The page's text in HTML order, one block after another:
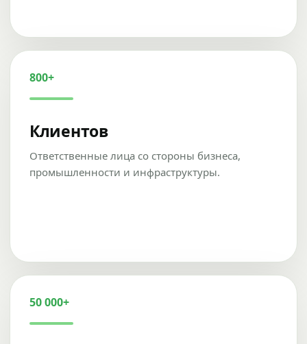
800+
Клиентов
Ответственные лица со стороны бизнеса,
промышленности и инфраструктуры.
50 000+